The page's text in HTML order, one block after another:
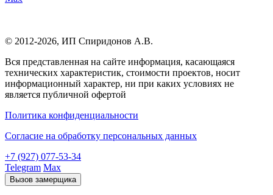
© 2012-2026, ИП Спиридонов А.В.
Вся представленная на сайте информация, касающаяся
технических характеристик, стоимости проектов, носит
информационный характер, ни при каких условиях не
является публичной офертой
Политика конфиденциальности
Согласие на обработку персональных данных
+7 (927) 077-53-34
Telegram Max
Вызов замерщика